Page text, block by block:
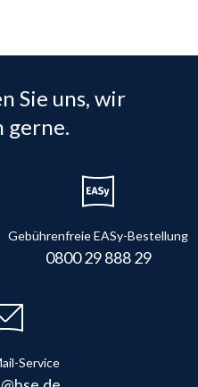
Sie uns, wir
gerne.
Gebührenfreie EASy-Bestellung
0800 29 888 29
Service